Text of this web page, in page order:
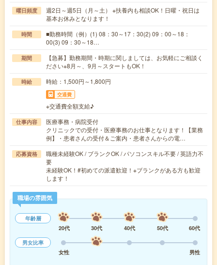
曜日頻度
週2日～週5日（月～土） ※扶養内も相談OK！日曜・祝日は
基本お休みとなります！
時間
■勤務時間（例）(1) 08：30～17：30(2) 09：00～18：
00(3) 09：30～18…
期間
【急募】勤務期間・時期に関しましては、お気軽にご相談く
ださい※8月～、9月～スタートもOK！
時給 時給：1,500円～1,800円
交通費
※交通費全額支給♪
仕事内容
医療事務・病院受付
クリニックでの受付・医療事務のお仕事となります！【業務
例】・患者さんの受付＆ご案内・患者さんからの電…
応募資格
職種未経験OK / ブランクOK / パソコンスキル不要 / 英語力不
要
未経験OK！#初めての派遣歓迎！※ブランクがある方も歓迎
します！
職場の雰囲気
年齢層
20代
30代 40代 50代
60代
男女比率
女性
男性